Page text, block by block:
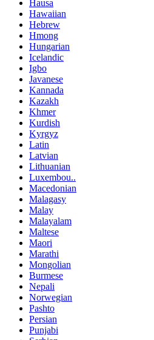
Hausa
Hawaiian
Hebrew
Hmong
Hungarian
Icelandic
Igbo
Javanese
Kannada
Kazakh
Khmer
Kurdish
Kyrgyz
Latin
Latvian
Lithuanian
Luxembou..
Macedonian
Malagasy
Malay
Malayalam
Maltese
Maori
Marathi
Mongolian
Burmese
Nepali
Norwegian
Pashto
Persian
Punjabi